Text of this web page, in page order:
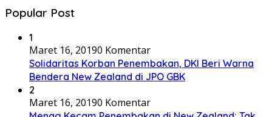
Popular Post
1
Maret 16, 20190 Komentar
Solidaritas Korban Penembakan, DKI Beri Warna
Bendera New Zealand di JPO GBK
2
Maret 16, 20190 Komentar